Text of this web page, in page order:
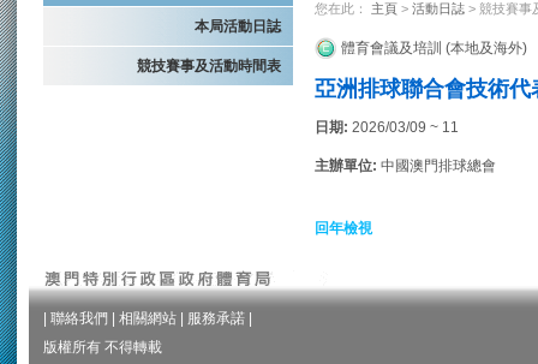
本局活動日誌
競技賽事及活動時間表
您在此： 主頁 > 活動日誌 > 競技賽事
體育會議及培訓 (本地及海外)
亞洲排球聯合會技術
日期: 2026/03/09 ~ 11
主辦單位: 中國澳門排球總會
回年檢視
聯絡我們 相關網站 服務承諾
版權所有 不得轉載